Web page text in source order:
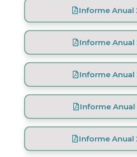
Informe Anual
Informe Anual
Informe Anual
Informe Anual
Informe Anual